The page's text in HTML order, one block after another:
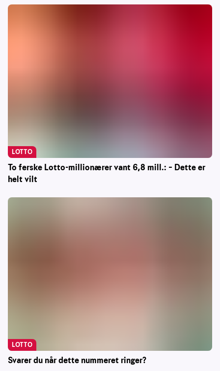
To ferske Lotto-millionærer vant 6,8 mill.: – Dette er
helt vilt
LOTTO
Svarer du når dette nummeret ringer?
LOTTO